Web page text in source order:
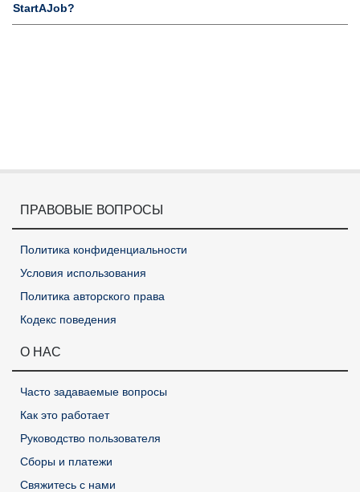
StartAJob?
ПРАВОВЫЕ ВОПРОСЫ
Политика конфиденциальности
Условия использования
Политика авторского права
Кодекс поведения
О НАС
Часто задаваемые вопросы
Как это работает
Руководство пользователя
Сборы и платежи
Свяжитесь с нами